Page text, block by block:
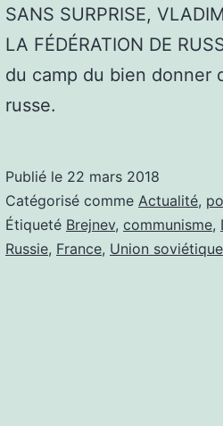
SANS SURPRISE,
LA FÉDÉRATION DE
du camp du bien donner
russe.
Publié le 22 mars 2018
Catégorisé comme Actualité,
Étiqueté Brejnev, communisme,
Russie, France, Union soviétique